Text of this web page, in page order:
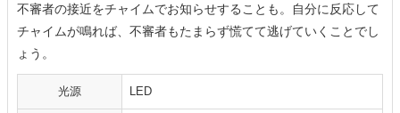
不審者の接近をチャイムでお知らせすることも。自分に反応して
チャイムが鳴れば、不審者もたまらず慌てて逃げていくことでし
ょう。
光源 LED